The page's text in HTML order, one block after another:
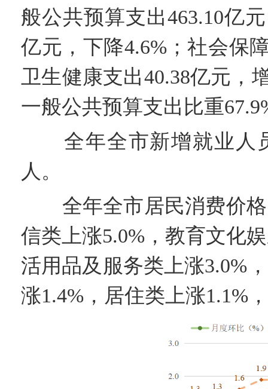
般公共预算支出463.10亿
亿元，下降4.6%；社会保
卫生健康支出40.38亿元，
一般公共预算支出比重
全年全市新增就业人员
人。
全年全市居民消费价格
信类上涨5.0%，教育文化
活用品及服务类上涨3.0%
涨1.4%，居住类上涨1.1%